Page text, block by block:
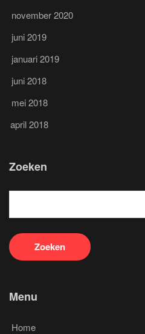
november 2020
juni 2019
januari 2019
juni 2018
mei 2018
april 2018
Zoeken
Menu
Home